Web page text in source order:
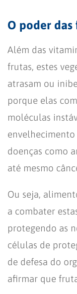
O poder das
Além das
frutas, estes
atrasam ou
porque elas
moléculas
doenças como
até mesmo
Ou seja,
a combater
protegendo as
células de
de defesa do
afirmar que